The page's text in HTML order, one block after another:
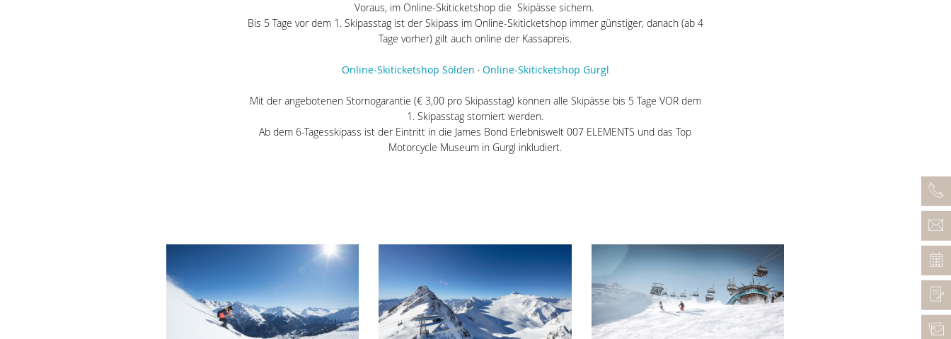
Voraus, im Online-Skiticketshop die Skipässe sichern.
Bis 5 Tage vor dem 1. Skipasstag ist der Skipass im Online-Skiticketshop immer günstiger, danach (ab 4
Tage vorher) gilt auch online der Kassapreis.
Online-Skiticketshop Sölden · Online-Skiticketshop Gurgl
Mit der angebotenen Stornogarantie (€ 3,00 pro Skipasstag) können alle Skipässe bis 5 Tage VOR dem
1. Skipasstag storniert werden.
Ab dem 6-Tagesskipass ist der Eintritt in die James Bond Erlebniswelt 007 ELEMENTS und das Top
Motorcycle Museum in Gurgl inkludiert.